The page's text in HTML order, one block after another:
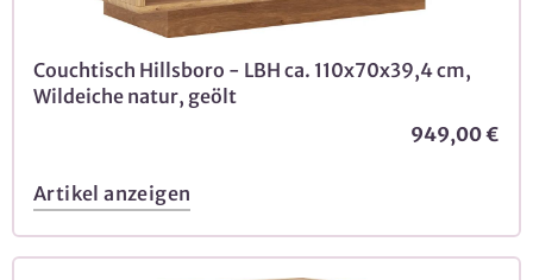
Couchtisch Hillsboro - LBH ca. 110x70x39,4 cm,
Wildeiche natur, geölt
949,00 €
Artikel anzeigen